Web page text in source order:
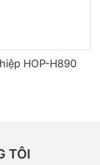
HOP-H890
TÔI